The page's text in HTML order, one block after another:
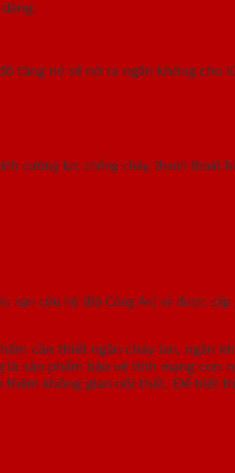
tăng nó sẽ nở ra ngăn không cho
cường lực chống cháy, thanh thoát
nạn cứu hộ (Bộ Công An) và được
cần thiết ngăn cháy lan, ngăn
sản phẩm bảo vệ tính mạng con
không gian nội thất. Để biết